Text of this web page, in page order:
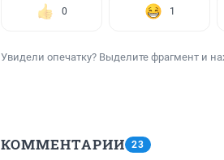
0 1
Увидели опечатку? Выделите фрагмент и
КОММЕНТАРИИ 23